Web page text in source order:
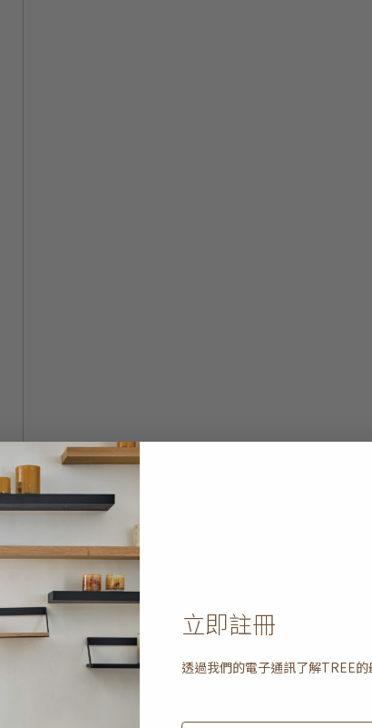
立即註冊
透過我們的電子通訊了解TREE的